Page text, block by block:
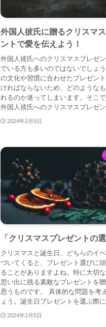
外国人彼氏に贈るクリスマ
ントで愛を伝えよう！
外国人彼氏へのクリスマスプレゼ
でいる方も多いのではないでしょ
の文化や習慣に合わせたプレゼン
ければならないため、どのような
れるのか迷ってしまいます。そこで
外国人彼氏へのクリスマスプレゼン
2024年2月5日
「クリスマスプレゼントの選
クリスマスと誕生日、どちらのイ
づいてくると、プレゼント選びに
ることがありますよね。特に大切な
思い出に残る素敵なプレゼントを
思うものです。 具体的な問題を考
ょう。誕生日プレゼントを選ぶ際に
2024年2月5日